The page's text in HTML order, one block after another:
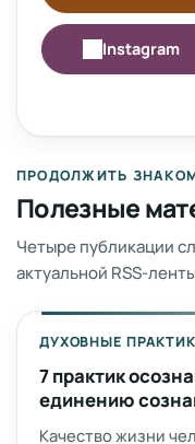
Instagram
ПРОДОЛЖИТЬ
Полезные
Четыре публикации
актуальной RSS-
ДУХОВНЫЕ
7 практик
единению
Качество жизни